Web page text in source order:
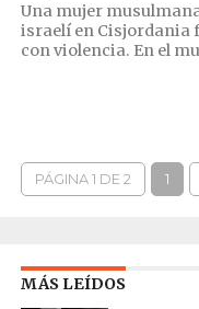
Una mujer
israelí en Cisjordania
con violencia. En el
PÁGINA 1 DE 2 1
MÁS LEÍDOS